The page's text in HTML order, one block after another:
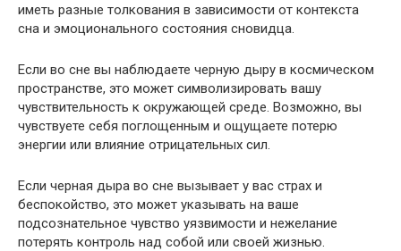
иметь разные толкования в зависимости от контекста
сна и эмоционального состояния сновидца.
Если во сне вы наблюдаете черную дыру в космическом
пространстве, это может символизировать вашу
чувствительность к окружающей среде. Возможно, вы
чувствуете себя поглощенным и ощущаете потерю
энергии или влияние отрицательных сил.
Если черная дыра во сне вызывает у вас страх и
беспокойство, это может указывать на ваше
подсознательное чувство уязвимости и нежелание
потерять контроль над собой или своей жизнью.